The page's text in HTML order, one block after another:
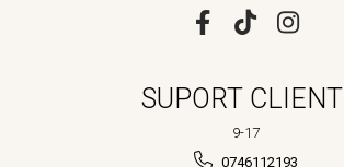
SUPORT CLIENTI
9-17
0746112193